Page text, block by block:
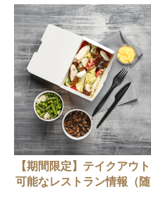
【期間限定】テイクアウト
可能なレストラン情報（随